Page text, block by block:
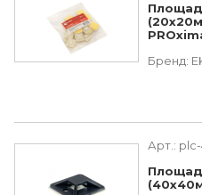
Бренд:
Арт.: